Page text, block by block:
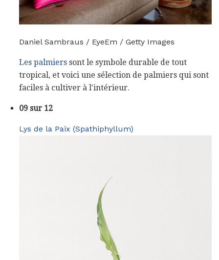
Daniel Sambraus / EyeEm / Getty Images
Les palmiers sont le symbole durable de tout
tropical, et voici une sélection de palmiers qui sont
faciles à cultiver à l'intérieur.
09 sur 12
Lys de la Paix (Spathiphyllum)